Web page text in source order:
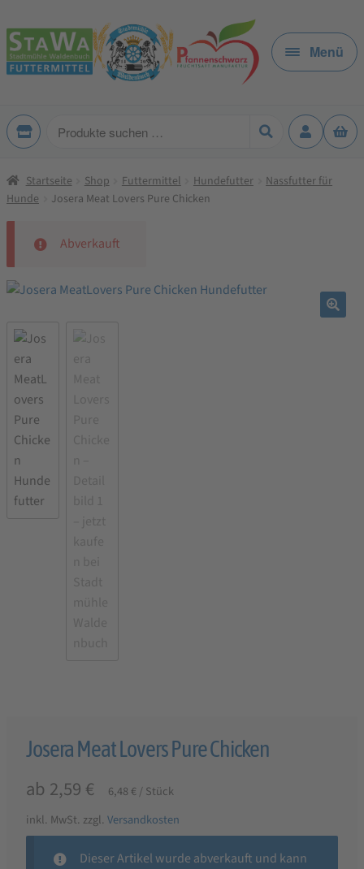
Zur
Navigation
springen
Zum
Inhalt
springen
Menü
Produkte
Startseite Shop Futtermittel Hundefutter
Nassfutter für
Hunde
Josera Meat Lovers Pure Chicken
Abverkauft
Josera Meat Lovers Pure Chicken
ab 2,59 € 6,48 €/Stück
inkl. MwSt. zzgl. Versandkosten
Dieser Artikel wurde abverkauft und kann